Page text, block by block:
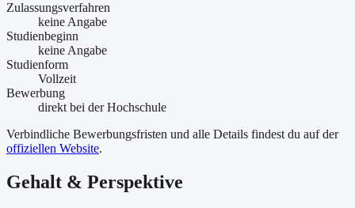
Zulassungsverfahren
keine Angabe
Studienbeginn
keine Angabe
Studienform
Vollzeit
Bewerbung
direkt bei der Hochschule
Verbindliche Bewerbungsfristen und alle Details findest du auf der
offiziellen Website.
Gehalt & Perspektive